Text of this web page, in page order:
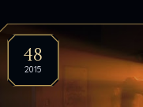
48
2015